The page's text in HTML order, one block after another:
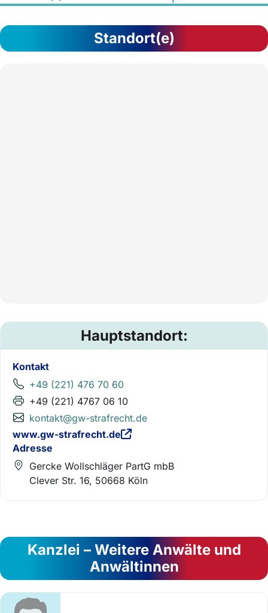
Standort(e)
Hauptstandort:
Kontakt
+49 (221) 476 70 60
+49 (221) 4767 06 10
kontakt@gw-strafrecht.de
www.gw-strafrecht.de
Adresse
Gercke Wollschläger PartG mbB
Clever Str. 16, 50668 Köln
Kanzlei – Weitere Anwälte und
Anwältinnen